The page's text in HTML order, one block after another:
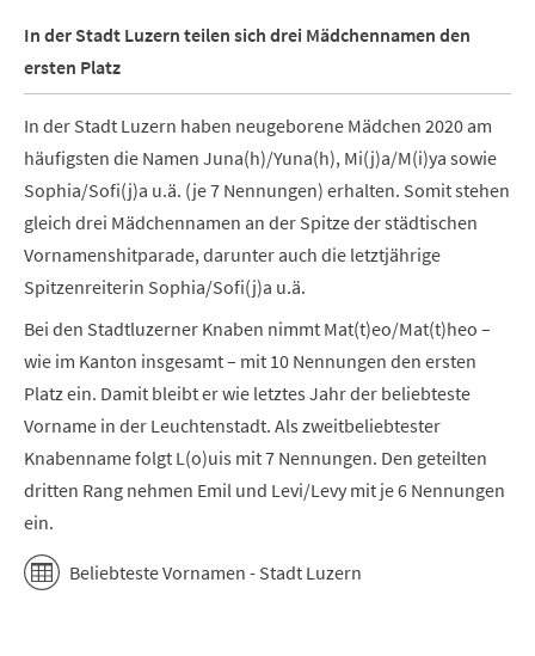
In der Stadt Luzern teilen sich drei Mädchennamen den
ersten Platz
In der Stadt Luzern haben neugeborene Mädchen 2020 am
häufigsten die Namen Juna(h)/Yuna(h), Mi(j)a/M(i)ya sowie
Sophia/Sofi(j)a u.ä. (je 7 Nennungen) erhalten. Somit stehen
gleich drei Mädchennamen an der Spitze der städtischen
Vornamenshitparade, darunter auch die letztjährige
Spitzenreiterin Sophia/Sofi(j)a u.ä.
Bei den Stadtluzerner Knaben nimmt Mat(t)eo/Mat(t)heo –
wie im Kanton insgesamt – mit 10 Nennungen den ersten
Platz ein. Damit bleibt er wie letztes Jahr der beliebteste
Vorname in der Leuchtenstadt. Als zweitbeliebtester
Knabenname folgt L(o)uis mit 7 Nennungen. Den geteilten
dritten Rang nehmen Emil und Levi/Levy mit je 6 Nennungen
ein.
Beliebteste Vornamen - Stadt Luzern